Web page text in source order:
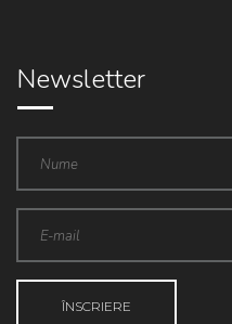
Newsletter